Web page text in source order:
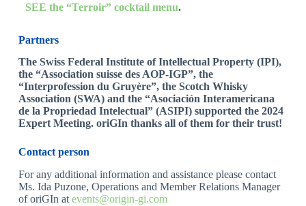
SEE the “Terroir” cocktail menu.
Partners
The Swiss Federal Institute of Intellectual Property (IPI),
the “Association suisse des AOP-IGP”, the
“Interprofession du Gruyère”, the Scotch Whisky
Association (SWA) and the “Asociación Interamericana
de la Propriedad Intelectual” (ASIPI) supported the 2024
Expert Meeting. oriGIn thanks all of them for their trust!
Contact person
For any additional information and assistance please contact
Ms. Ida Puzone, Operations and Member Relations Manager
of oriGIn at events@origin-gi.com